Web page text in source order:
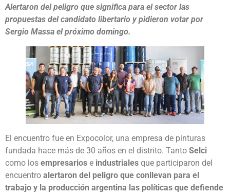
Alertaron del peligro que significa para el sector las
propuestas del candidato libertario y pidieron votar por
Sergio Massa el próximo domingo.
El encuentro fue en Expocolor, una empresa de pinturas
fundada hace más de 30 años en el distrito. Tanto Selci
como los empresarios e industriales que participaron del
encuentro alertaron del peligro que conllevan para el
trabajo y la producción argentina las políticas que defiende